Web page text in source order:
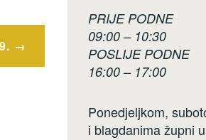
PRIJE PODNE
09:00 – 10:30
POSLIJE PODNE
16:00 – 17:00
Ponedjeljkom,
i blagdanima župni